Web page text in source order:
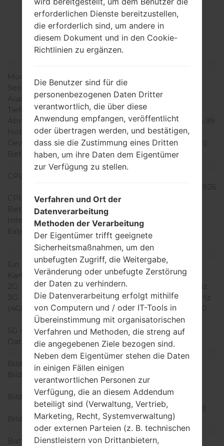
Spezifikation
LGF430L(LGF430L)
akaLG Gx2 LTE
Modell
Serie
LG Gx2 LTE
Ausgabe
Oktober, 2014
Tiefe
9.1 millimeter (0.36 Zoll)
Abmessungen (Breite /
Höhe)
152.2 x 79.3 millimeter (5.99
x 3.12 Zoll)
Gewicht
168.1 gramm (5.93 unzen)
Betriebssystem
Android 4.4 KitKat
Ausrüstung
CPU
Snapdragon 400 MSM8926
CPU-Kerne
Quad-core
Betriebsgedächtnis
Interner Speicher
8GB
Externer Speicher
microSD, zu 32 GB
(dedizierter Slot)
Netzwerk und Daten
Ein paar Plätze für SIM-
Karten
1 Mini-SIM
2G
GSM 900/1800/1900 MHz
3G
HSPA 850/1900/2100 MHz
(4G) LTE
LTE 850, 1800, 2100, 2600
MHz
5G network
-
Daten
GPRS/EDGE
Anzeige
Bildschirmgröße
Bildschirmtyp
IPS LCD kapazitiver
Touchscreen
Bildschirmerweiterung
720 x 1280 Pixel (~258
Dichte der Pixel pro Zoll)
Bildschirmfarben
16M Farben
Batterie und Tastatur
Batteriekapazität
entfernbar Li-Ion 3200
erforderlichen Dienste bereitzustellen,
die erforderlich sind, um andere in
diesem Dokument und in den Cookie-
Richtlinien zu ergänzen.
Die Benutzer sind für die
personenbezogenen Daten Dritter
verantwortlich, die über diese
Anwendung empfangen, veröffentlicht
oder übertragen werden, und bestätigen,
dass sie die Zustimmung eines Dritten
haben, um ihre Daten dem Eigentümer
zur Verfügung zu stellen.
Verfahren und Ort der
Datenverarbeitung
Methoden der Verarbeitung
Der Eigentümer trifft geeignete
Sicherheitsmaßnahmen, um den
unbefugten Zugriff, die Weitergabe,
Veränderung oder unbefugte Zerstörung
der Daten zu verhindern.
Die Datenverarbeitung erfolgt mithilfe
von Computern und / oder IT-Tools in
Übereinstimmung mit organisatorischen
Verfahren und Methoden, die streng auf
die angegebenen Ziele bezogen sind.
Neben dem Eigentümer stehen die Daten
in einigen Fällen einigen
verantwortlichen Personen zur
Verfügung, die an diesem Addendum
beteiligt sind (Verwaltung, Vertrieb,
Marketing, Recht, Systemverwaltung)
oder externen Parteien (z. B. technischen
Dienstleistern von Drittanbietern,